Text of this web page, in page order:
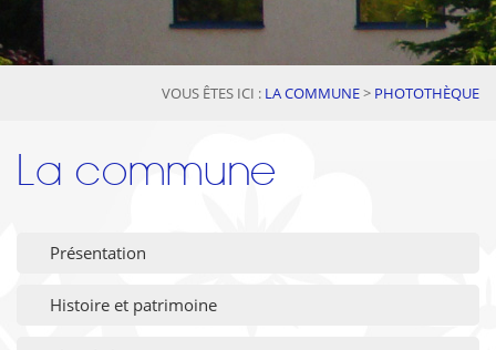
VOUS ÊTES ICI : LA COMMUNE> PHOTOTHÈQUE
La commune
Présentation
Histoire et patrimoine